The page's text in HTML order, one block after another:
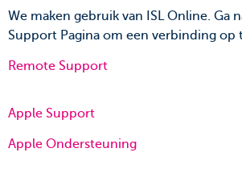
We maken gebruik van ISL Online. Ga
Support Pagina om een verbinding op
Remote Support
Apple Support
Apple Ondersteuning